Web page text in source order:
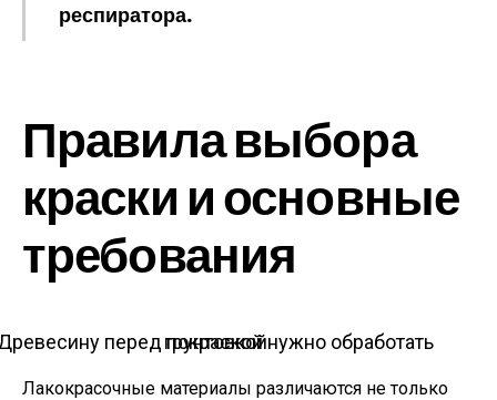
респиратора.
Правила выбора
краски и основные
требования
Древесину перед покраской нужно обработать грунтовкой
Лакокрасочные материалы различаются не только